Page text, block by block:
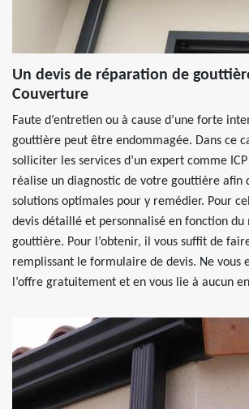
Un devis de réparation de
Couverture
Faute d’entretien ou à cause d’une forte
gouttière peut être endommagée. Dans ce
solliciter les services d’un expert comme ICP
réalise un diagnostic de votre gouttière afin
solutions optimales pour y remédier. Pour
devis détaillé et personnalisé en fonction
gouttière. Pour l’obtenir, il vous suffit de
remplissant le formulaire de devis. Ne vous
l’offre gratuitement et en vous lie à aucun